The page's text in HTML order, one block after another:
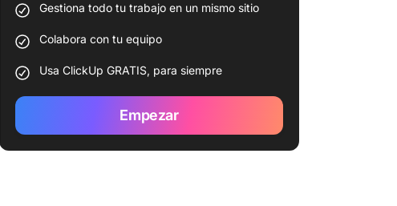
Gestiona todo tu trabajo en un mismo sitio
Colabora con tu equipo
Usa ClickUp GRATIS, para siempre
Empezar